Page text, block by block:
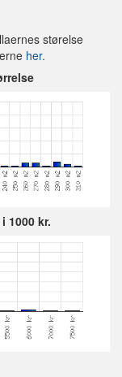
størelse
her.
1000 kr.